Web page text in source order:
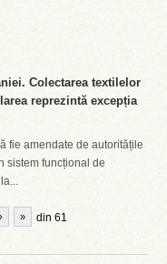
Colectarea textilelor
reprezintă excepția
fie amendate de autoritățile
sistem funcțional de
din 61
› »